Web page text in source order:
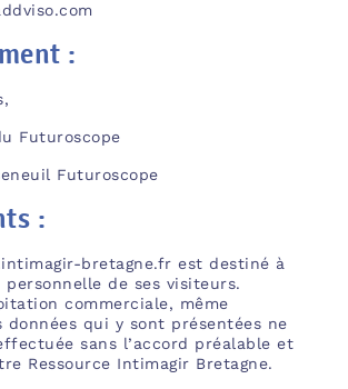
:
Futuroscope
Futuroscope
:
bretagne.fr est destiné à
personnelle de ses visiteurs.
commerciale, même
données qui y sont présentées ne
sans l’accord préalable et
Ressource Intimagir Bretagne.